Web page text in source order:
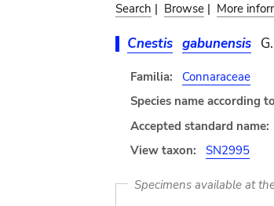
Search | Browse | More
Cnestis gabunensis
Familia:
Connaraceae
Species name according
Accepted standard name:
View taxon:
SN2995
Specimens available at